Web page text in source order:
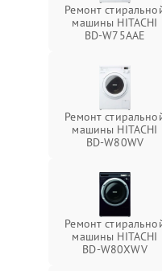
Ремонт
машины HITACHI
BD-W75AAE
Ремонт
машины HITACHI
BD-W80WV
Ремонт
машины HITACHI
BD-W80XWV